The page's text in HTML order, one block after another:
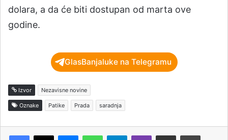
dolara, a da će biti dostupan od marta ove
godine.
GlasBanjaluke na Telegramu
Izvor Nezavisne novine
Oznake Patike Prada saradnja
Telegram